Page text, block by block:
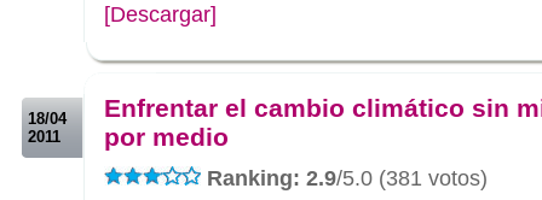
[Descargar]
18/04
2011
Enfrentar el cambio climático sin
por medio
Ranking: 2.9/5.0 (381 votos)